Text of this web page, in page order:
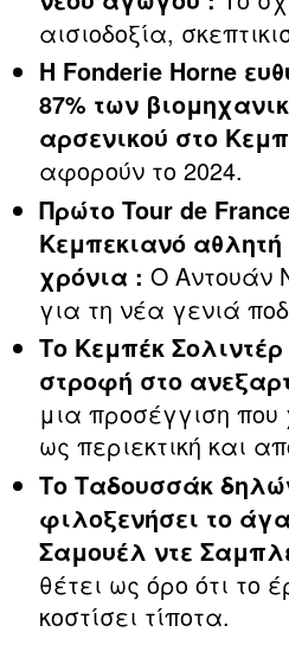
αισιοδοξία,
Η Fonderie Horne
87% των
αρσενικού στο
αφορούν το 2024.
Πρώτο Tour de
Κεμπεκιανό
χρόνια : Ο Αντουάν
για τη νέα γενιά
Το Κεμπέκ Σολιντέρ
στροφή στο
μια προσέγγιση που
ως περιεκτική και
Το Ταδουσσάκ
φιλοξενήσει το
Σαμουέλ ντε
θέτει ως όρο ότι το
κοστίσει τίποτα.